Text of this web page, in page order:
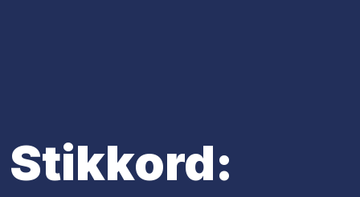
Stikkord: